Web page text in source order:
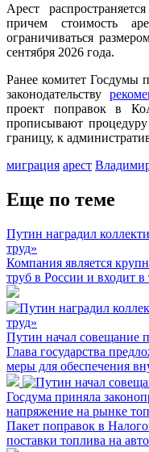
Арест
причем стоимость
ограничиваться
сентября 2026 года.
Ранее комитет Госдумы
законодательству
проект поправок в
прописывают
границу, к
миграция арест
Еще по теме
Путин наградил
труд»
Компания является
труб в России и входит
Путин начал совещание
Глава государства
меры для обеспечения
Госдума приняла
напряжение на рынке
Пакет поправок в
поставки топлива на